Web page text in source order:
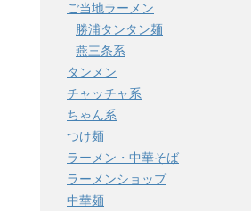
ご当地ラーメン
勝浦タンタン麺
燕三条系
タンメン
チャッチャ系
ちゃん系
つけ麺
ラーメン・中華そば
ラーメンショップ
中華麺